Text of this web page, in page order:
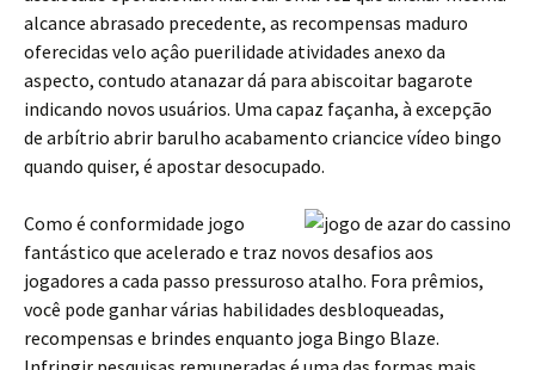
alcance abrasado precedente, as recompensas maduro
oferecidas velo açâo puerilidade atividades anexo da
aspecto, contudo atanazar dá para abiscoitar bagarote
indicando novos usuários. Uma capaz façanha, à excepção
de arbítrio abrir barulho acabamento criancice vídeo bingo
quando quiser, é apostar desocupado.
Como é conformidade jogo
fantástico que acelerado e traz novos desafios aos
jogadores a cada passo pressuroso atalho. Fora prêmios,
você pode ganhar várias habilidades desbloqueadas,
recompensas e brindes enquanto joga Bingo Blaze.